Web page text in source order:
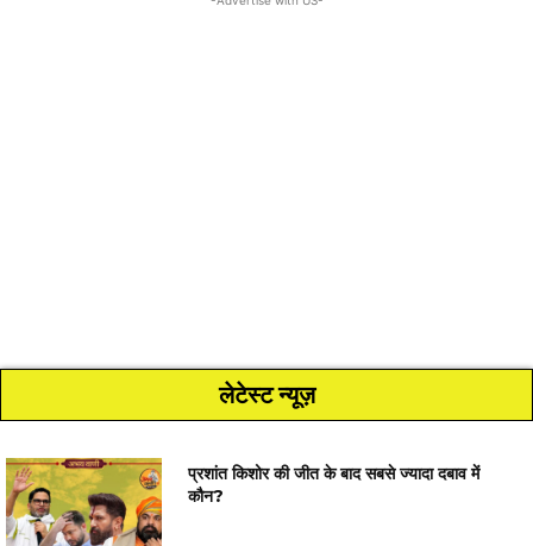
लेटेस्ट न्यूज़
प्रशांत किशोर की जीत के बाद सबसे ज्यादा दबाव में
कौन?